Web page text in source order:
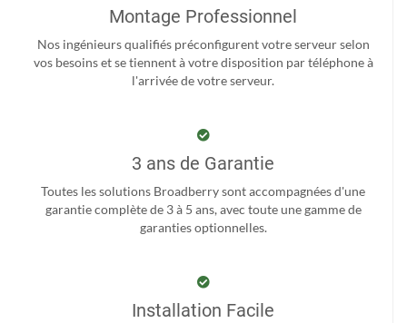
Montage Professionnel
Nos ingénieurs qualifiés préconfigurent votre serveur selon
vos besoins et se tiennent à votre disposition par téléphone à
l'arrivée de votre serveur.
3 ans de Garantie
Toutes les solutions Broadberry sont accompagnées d'une
garantie complète de 3 à 5 ans, avec toute une gamme de
garanties optionnelles.
Installation Facile